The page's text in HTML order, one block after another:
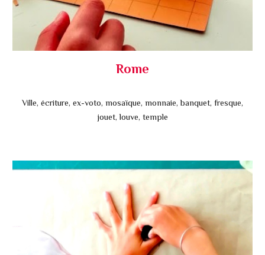
Rome
Ville, écriture, ex-voto, mosaïque, monnaie, banquet, fresque,
jouet, louve, temple